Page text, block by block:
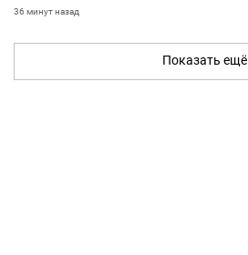
36 минут назад
Показать ещё